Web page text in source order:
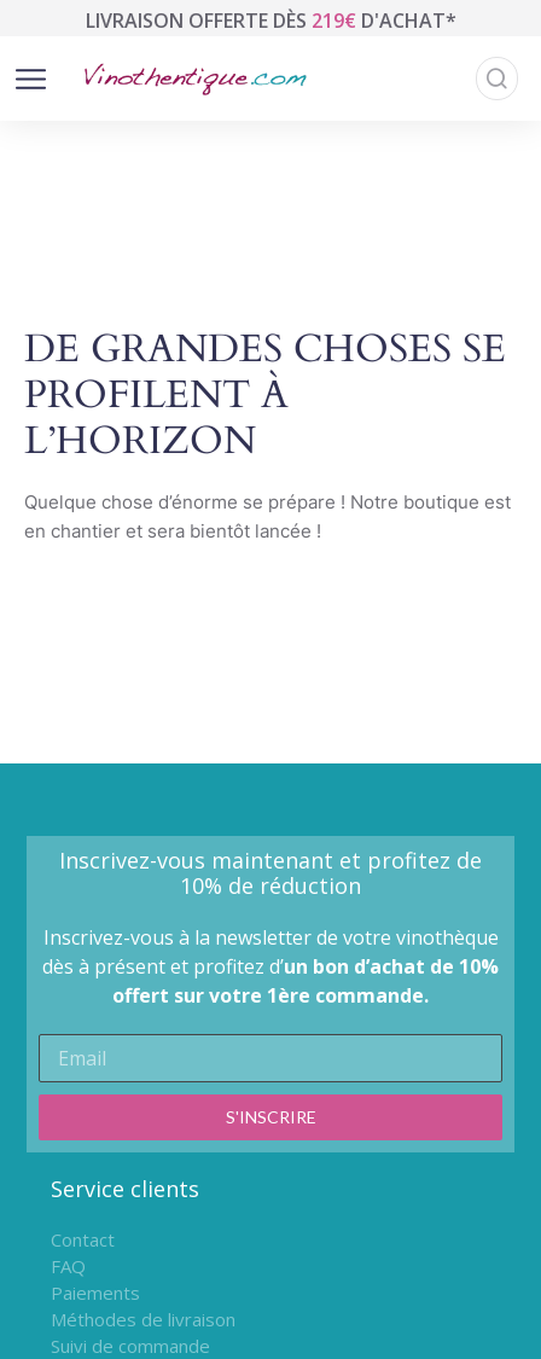
LIVRAISON OFFERTE DÈS 219€ D'ACHAT*
DE GRANDES CHOSES SE
PROFILENT À
L’HORIZON
Quelque chose d’énorme se prépare ! Notre boutique est
en chantier et sera bientôt lancée !
Inscrivez-vous maintenant et profitez de
10% de réduction
Inscrivez-vous à la newsletter de votre vinothèque
dès à présent et profitez d’un bon d’achat de 10%
offert sur votre 1ère commande.
S'INSCRIRE
Service clients
Contact
FAQ
Paiements
Méthodes de livraison
Suivi de commande